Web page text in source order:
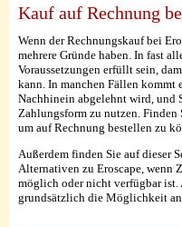
Kauf auf Rechnung
Wenn der Rechnungskauf bei
mehrere Gründe haben. In fast
Voraussetzungen erfüllt sein,
kann. In manchen Fällen kommt
Nachhinein abgelehnt wird, und
Zahlungsform zu nutzen. Finden
um auf Rechnung bestellen zu
Außerdem finden Sie auf dieser
Alternativen zu Eroscape, wenn
möglich oder nicht verfügbar
grundsätzlich die Möglichkeit